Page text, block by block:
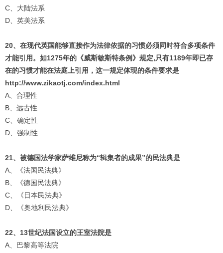
C、大陆法系
D、英美法系
20、在现代英国能够直接作为法律依据的习惯必须同时符合多项条件
才能引用。如1275年的《威斯敏斯特条例》规定,只有1189年即已存
在的习惯才能在法庭上引用， 这一规定体现的条件要求是
http://www.zikaotj.com/index.html
A、合理性
B、远古性
C、确定性
D、强制性
21、被德国法学家萨维尼称为“辑集者的成果”的民法典是
A、《法国民法典》
B、《德国民法典》
C、《日本民法典》
D、《奥地利民法典》
22、13世纪法国设立的王室法院是
A、巴黎高等法院